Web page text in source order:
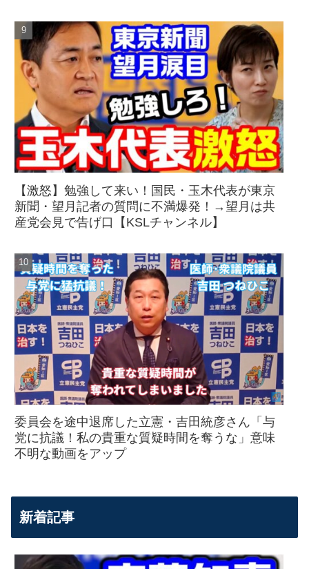
【激怒】勉強して来い！国民・玉木代表が東京
新聞・望月記者の質問に不満爆発！→望月は共
産党会見で告げ口【KSLチャンネル】
委員会を途中退席した立憲・吉田統彦さん「与
党に抗議！私の貴重な質疑時間を奪うな」意味
不明な動画をアップ
新着記事